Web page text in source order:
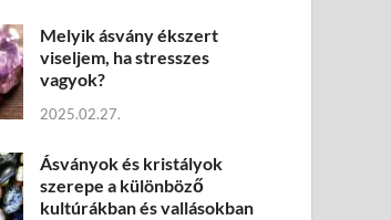
Melyik ásvány ékszert
viseljem, ha stresszes
vagyok?
2025.02.27.
Ásványok és kristályok
szerepe a különböző
kultúrákban és vallásokban